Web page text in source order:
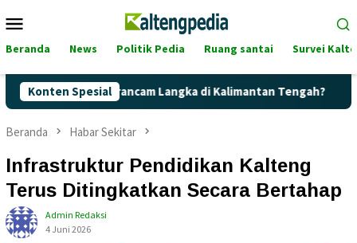
ke
Mobile
Beranda News Politik Pedia Ruang santai Survei
Konten Spesial
Terancam Langka di Kalimantan Tengah? Kaget!
Beranda Habar Sekitar
Infrastruktur Pendidikan Kalteng
Terus Ditingkatkan Secara Bertahap
Admin Redaksi
4 Juni 2026